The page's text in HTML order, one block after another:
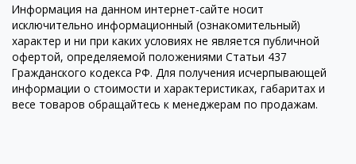
Информация на данном интернет-сайте носит
исключительно информационный (ознакомительный)
характер и ни при каких условиях не является публичной
офертой, определяемой положениями Статьи 437
Гражданского кодекса РФ. Для получения исчерпывающей
информации о стоимости и характеристиках, габаритах и
весе товаров обращайтесь к менеджерам по продажам.